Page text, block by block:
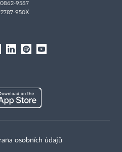
9587
950X
osobních údajů